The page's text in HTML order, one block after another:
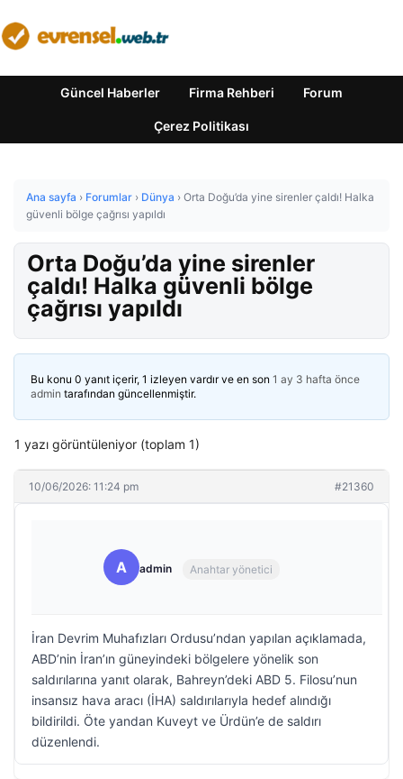
Güncel Haberler Firma Rehberi Forum
Çerez Politikası
Ana sayfa › Forumlar › Dünya › Orta Doğu’da yine sirenler çaldı! Halka
güvenli bölge çağrısı yapıldı
Orta Doğu’da yine sirenler
çaldı! Halka güvenli bölge
çağrısı yapıldı
Bu konu 0 yanıt içerir, 1 izleyen vardır ve en son 1 ay 3 hafta önce
admin tarafından güncellenmiştir.
1 yazı görüntüleniyor (toplam 1)
10/06/2026: 11:24 pm #21360
A admin Anahtar yönetici
İran Devrim Muhafızları Ordusu’ndan yapılan açıklamada,
ABD’nin İran’ın güneyindeki bölgelere yönelik son
saldırılarına yanıt olarak, Bahreyn’deki ABD 5. Filosu’nun
insansız hava aracı (İHA) saldırılarıyla hedef alındığı
bildirildi. Öte yandan Kuveyt ve Ürdün’e de saldırı
düzenlendi.